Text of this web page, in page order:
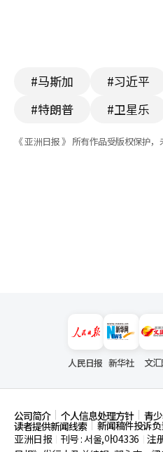
#马斯加 #习近平
#特朗普
#卫星乐
《 亚洲日报 》 所有作品受版权保护，
人民日报 新华社 文
公司简介 个人信息处理方针 青
读者提供新闻线索
新闻稿件投诉负
亚洲日报
刊号 : 서울,아04336 注